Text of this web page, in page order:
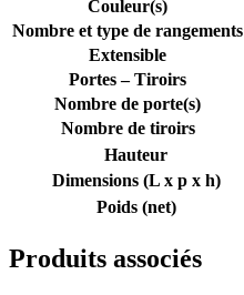
Couleur(s)
Nombre et type de rangements
Extensible
Portes – Tiroirs
Nombre de porte(s)
Nombre de tiroirs
Hauteur
Dimensions (L x p x h)
Poids (net)
Produits associés